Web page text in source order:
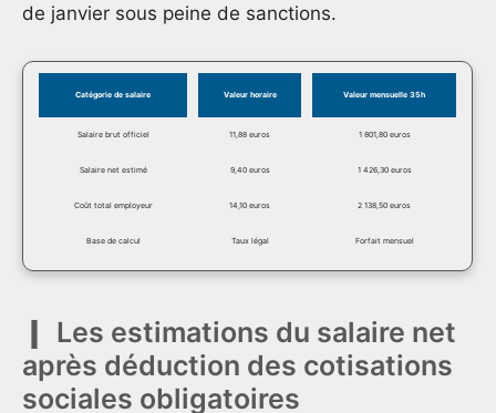
de janvier sous peine de sanctions.
Catégorie de salaire Valeur horaire Valeur mensuelle 35h
Salaire brut officiel 11,88 euros 1 801,80 euros
Salaire net estimé 9,40 euros 1 426,30 euros
Coût total employeur 14,10 euros 2 138,50 euros
Base de calcul Taux légal Forfait mensuel
Les estimations du salaire net
après déduction des cotisations
sociales obligatoires